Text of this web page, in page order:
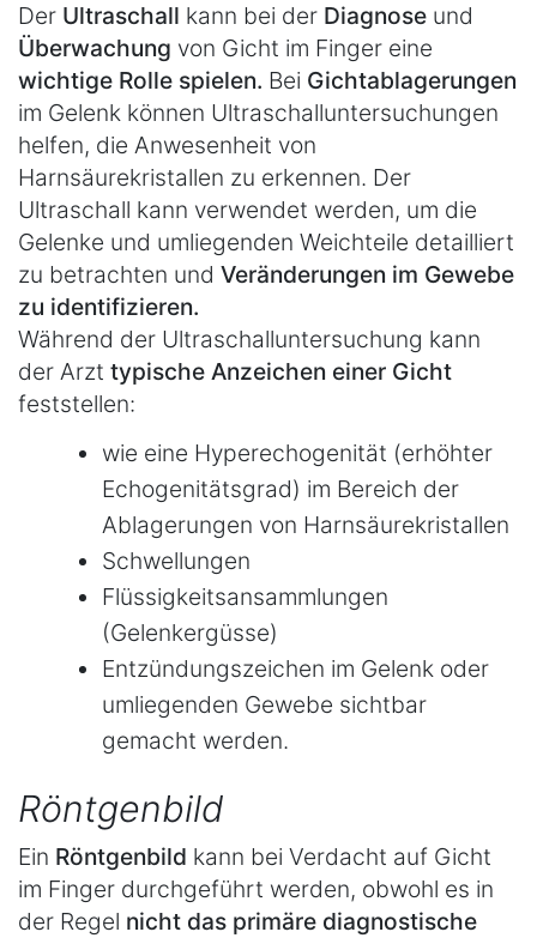
Der Ultraschall kann bei der Diagnose und
Überwachung von Gicht im Finger eine
wichtige Rolle spielen. Bei Gichtablagerungen
im Gelenk können Ultraschalluntersuchungen
helfen, die Anwesenheit von
Harnsäurekristallen zu erkennen. Der
Ultraschall kann verwendet werden, um die
Gelenke und umliegenden Weichteile detailliert
zu betrachten und Veränderungen im Gewebe
zu identifizieren.
Während der Ultraschalluntersuchung kann
der Arzt typische Anzeichen einer Gicht
feststellen:
wie eine Hyperechogenität (erhöhter
Echogenitätsgrad) im Bereich der
Ablagerungen von Harnsäurekristallen
Schwellungen
Flüssigkeitsansammlungen
(Gelenkergüsse)
Entzündungszeichen im Gelenk oder
umliegenden Gewebe sichtbar
gemacht werden.
Röntgenbild
Ein Röntgenbild kann bei Verdacht auf Gicht
im Finger durchgeführt werden, obwohl es in
der Regel nicht das primäre diagnostische